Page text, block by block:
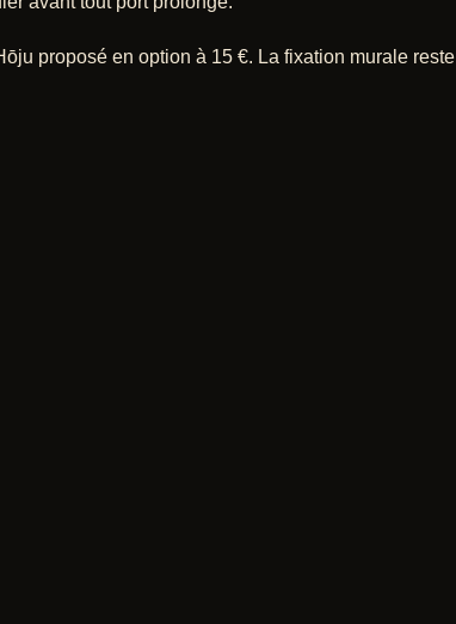
proposé en option à 15 €. La fixation murale